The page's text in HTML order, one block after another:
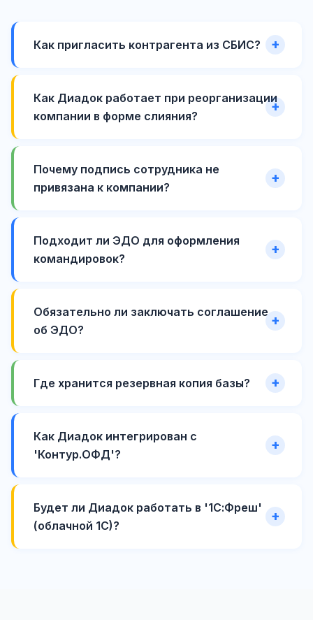
Как пригласить контрагента из СБИС?
Как Диадок работает при реорганизации
компании в форме слияния?
Почему подпись сотрудника не
привязана к компании?
Подходит ли ЭДО для оформления
командировок?
Обязательно ли заключать соглашение
об ЭДО?
Где хранится резервная копия базы?
Как Диадок интегрирован с
'Контур.ОФД'?
Будет ли Диадок работать в '1С:Фреш'
(облачной 1С)?